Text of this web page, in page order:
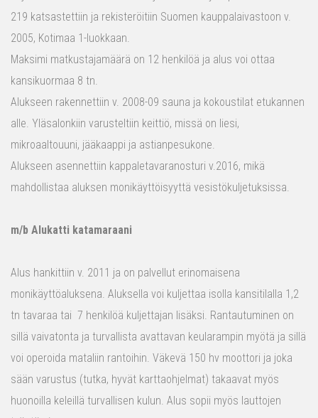
219 katsastettiin ja rekisteröitiin Suomen kauppalaivastoon v.
2005, Kotimaa 1-luokkaan.
Maksimi matkustajamäärä on 12 henkilöä ja alus voi ottaa
kansikuormaa 8 tn.
Alukseen rakennettiin v. 2008-09 sauna ja kokoustilat etukannen
alle. Yläsalonkiin varusteltiin keittiö, missä on liesi,
mikroaaltouuni, jääkaappi ja astianpesukone.
Alukseen asennettiin kappaletavaranosturi v.2016, mikä
mahdollistaa aluksen monikäyttöisyyttä vesistökuljetuksissa.
m/b Alukatti katamaraani
Alus hankittiin v. 2011 ja on palvellut erinomaisena
monikäyttöaluksena. Aluksella voi kuljettaa isolla kansitilalla 1,2
tn tavaraa tai 7 henkilöä kuljettajan lisäksi. Rantautuminen on
sillä vaivatonta ja turvallista avattavan keularampin myötä ja sillä
voi operoida mataliin rantoihin. Väkevä 150 hv moottori ja joka
sään varustus (tutka, hyvät karttaohjelmat) takaavat myös
huonoilla keleillä turvallisen kulun. Alus sopii myös lauttojen